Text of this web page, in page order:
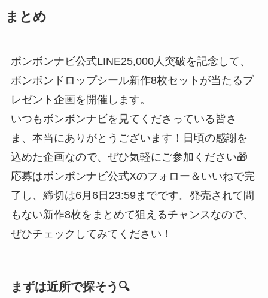
まとめ
ボンボンナビ公式LINE25,000人突破を記念して、
ボンボンドロップシール新作8枚セットが当たるプ
レゼント企画を開催します。
いつもボンボンナビを見てくださっている皆さ
ま、本当にありがとうございます！日頃の感謝を
込めた企画なので、ぜひ気軽にご参加ください🎁
応募はボンボンナビ公式Xのフォロー＆いいねで完
了し、締切は6月6日23:59までです。発売されて間
もない新作8枚をまとめて狙えるチャンスなので、
ぜひチェックしてみてください！
まずは近所で探そう🔍